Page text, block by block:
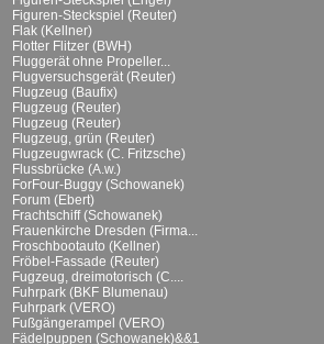
Figuren-Steckspiel (Reuter)
Flak (Kellner)
Flotter Flitzer (BWH)
Fluggerät ohne Propeller...
Flugversuchsgerät (Reuter)
Flugzeug (Baufix)
Flugzeug (Reuter)
Flugzeug (Reuter)
Flugzeug, grün (Reuter)
Flugzeugwrack (C. Fritzsche)
Flussbrücke (A.w.)
ForFour-Buggy (Schowanek)
Forum (Ebert)
Frachtschiff (Schowanek)
Frauenkirche Dresden (Firma...
Froschbootauto (Kellner)
Fröbel-Fassade (Reuter)
Fugzeug, dreimotorisch (C....
Fuhrpark (BKF Blumenau)
Fuhrpark (VERO)
Fußgängerampel (VERO)
Fädelpuppen (Schowanek)&&1